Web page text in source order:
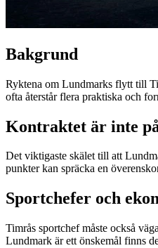
Bakgrund
Ryktena om Lundmarks flytt till
ofta återstår flera praktiska och
Kontraktet är inte
Det viktigaste skälet till att
punkter kan spräcka en
Sportchefer och
Timrås sportchef måste också
Lundmark är ett önskemål finns